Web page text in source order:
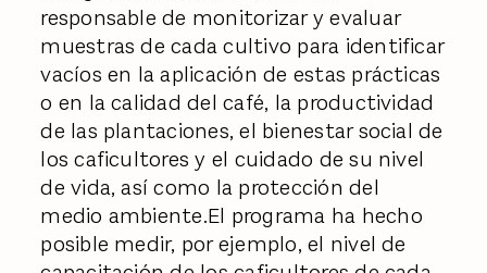
responsable de monitorizar y evaluar
muestras de cada cultivo para identificar
vacíos en la aplicación de estas prácticas
o en la calidad del café, la productividad
de las plantaciones, el bienestar social de
los caficultores y el cuidado de su nivel
de vida, así como la protección del
medio ambiente.El programa ha hecho
posible medir, por ejemplo, el nivel de